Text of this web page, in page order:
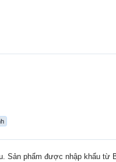
Sản phẩm được nhập khẩu từ